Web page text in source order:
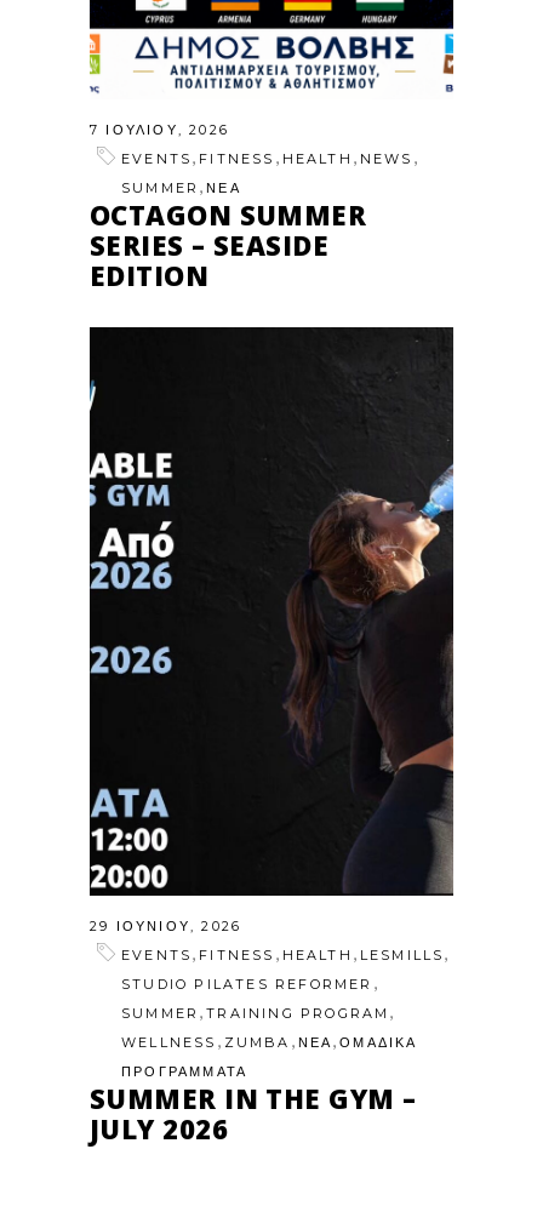
7 ΙΟΥΛΊΟΥ, 2026
EVENTS , FITNESS , HEALTH , NEWS ,
SUMMER ,ΝΕΑ
OCTAGON SUMMER
SERIES – SEASIDE
EDITION
29 ΙΟΥΝΊΟΥ, 2026
EVENTS , FITNESS , HEALTH , LESMILLS ,
STUDIO PILATES REFORMER ,
SUMMER ,TRAINING PROGRAM ,
WELLNESS , ZUMBA , ΝΕΑ,ΟΜΑΔΙΚΑ
ΠΡΟΓΡΑΜΜΑΤΑ
SUMMER IN THE GYM –
JULY 2026